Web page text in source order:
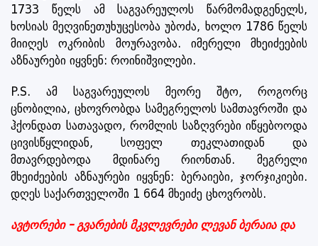
1733 წელს ამ საგვარეულოს წარმომადგენელს,
ხოსიას მეღვინეთუხუცესობა უბოძა, ხოლო 1786 წელს
მიიღეს ოკრიბის მოურავობა. იმერელი მხეიძეების
აზნაურები იყვნენ: როინიშვილები.
P.S. ამ საგვარეულოს მეორე შტო, როგორც
ცნობილია, ცხოვრობდა სამეგრელოს სამთავროში და
ჰქონდათ სათავადო, რომლის საზღვრები იწყებოოდა
ცივისწყლიდან, სოფელ თეკლათიდან და
მთავრდებოდა მდინარე რიონთან. მეგრელი
მხეიძეების აზნაურები იყვნენ: ბერაიები, ჯორჯიკიები.
დღეს საქართველოში 1 664 მხეიძე ცხოვრობს.
ავტორები - გვარების მკვლევრები ლევან ბერაია და